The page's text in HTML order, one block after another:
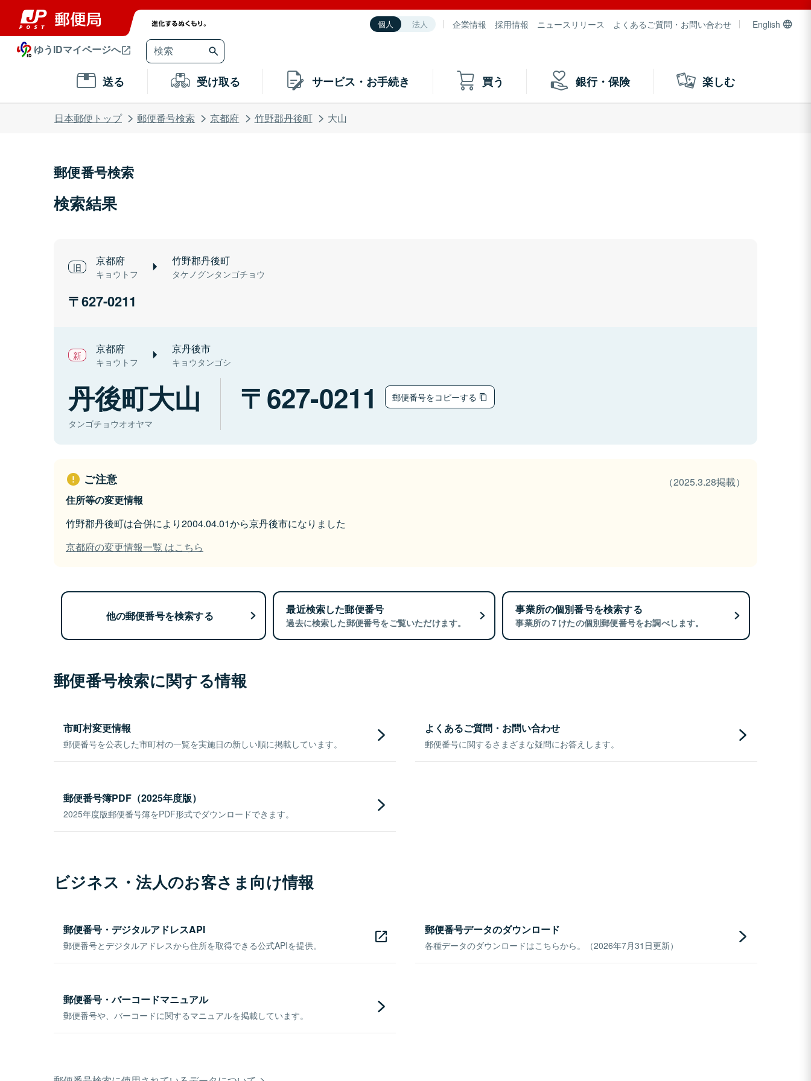
個人 法人 企業情報 採用情報 ニュースリリース よくあるご質問・お問い合わせ English
ゆうIDマイページへ
送る 受け取る サービス・お手続き 買う 銀行・保険 楽しむ
日本郵便トップ 郵便番号検索 京都府 竹野郡丹後町 大山
郵便番号検索
検索結果
京都府
キョウトフ
竹野郡丹後町
タケノグンタンゴチョウ
627-0211
京都府
キョウトフ
京丹後市
キョウタンゴシ
丹後町大山
タンゴチョウオオヤマ
627-0211 郵便番号をコピーする
ご注意
（2025.3.28掲載）
住所等の変更情報
竹野郡丹後町は合併により2004.04.01から京丹後市になりました
京都府の変更情報一覧 はこちら
他の郵便番号を検索する 最近検索した郵便番号
過去に検索した郵便番号をご覧いただけます。
事業所の個別番号を検索する
事業所の７けたの個別郵便番号をお調べします。
郵便番号検索に関する情報
市町村変更情報
郵便番号を公表した市町村の一覧を実施日の新しい順に掲載しています。
よくあるご質問・お問い合わせ
郵便番号に関するさまざまな疑問にお答えします。
郵便番号簿PDF（2025年度版）
2025年度版郵便番号簿をPDF形式でダウンロードできます。
ビジネス・法人のお客さま向け情報
郵便番号・デジタルアドレスAPI
郵便番号とデジタルアドレスから住所を取得できる公式APIを提供。
郵便番号データのダウンロード
各種データのダウンロードはこちらから。（2026年7月31日更新）
郵便番号・バーコードマニュアル
郵便番号や、バーコードに関するマニュアルを掲載しています。